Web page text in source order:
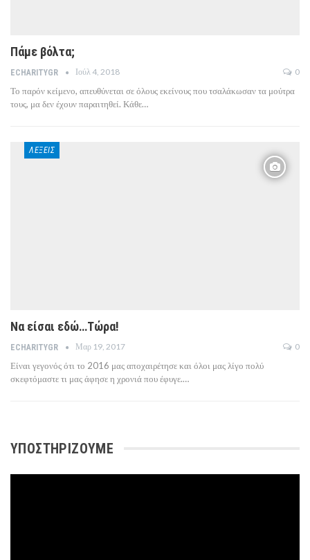
Πάμε βόλτα;
ECHARITYGR Ιούλ 4, 2018 0
Το παρόν κείμενο, απευθύνεται σε όλους εκείνους που τσαλάκωσαν τα μούτρα
τους, μα δεν έχουν παραιτηθεί. Κάθε…
ΛΈΞΕΙΣ
Να είσαι εδώ…Τώρα!
ECHARITYGR Μαρ 19, 2017 0
Είναι γεγονός ότι το 2016 μας αποχαιρέτησε και όλοι μας λίγο πολύ
σκεφτόμαστε τι μας άφησε η χρονιά που έφυγε.…
ΥΠΟΣΤΗΡΊΖΟΥΜΕ